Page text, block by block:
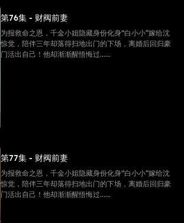
第76集 - 财阀前妻
为报救命之恩，千金小姐隐藏身份化身“白小小”嫁给沈
惊觉，陪伴三年却落得扫地出门的下场，离婚后回归豪
门活出自己！他却渐渐醒悟悔过......
第77集 - 财阀前妻
为报救命之恩，千金小姐隐藏身份化身“白小小”嫁给沈
惊觉，陪伴三年却落得扫地出门的下场，离婚后回归豪
门活出自己！他却渐渐醒悟悔过......